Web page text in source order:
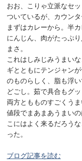
おお、こりゃ立派なセ
ついているが、カウン
まずはカレーから。半
にんじん、肉がたっぷ
まさ。
これはしみじみうまい
ギとともにテンジャン
のものらしく、脂も浮
どごし。茹で具合もグ
両方ともものすごくう
値段でまあまあうまい
こにはよく来るだろう
った。
ブログ記事を読む